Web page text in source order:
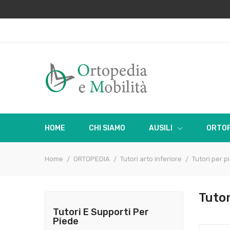
HOME CHI SIAMO AUSILI
Home ORTOPEDIA Tutori arto inferiore Tutori per
Tutori E Supporti Per
Piede